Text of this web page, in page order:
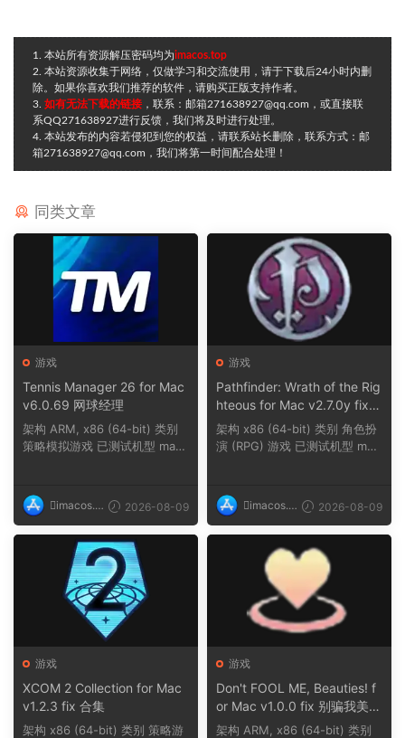
1. 本站所有资源解压密码均为imacos.top
2. 本站资源收集于网络，仅做学习和交流使用，请于下载后24小时内删
除。如果你喜欢我们推荐的软件，请购买正版支持作者。
3. 如有无法下载的链接 ，联系：邮箱271638927@qq.com，或直接联
系QQ271638927进行反馈，我们将及时进行处理。
4. 本站发布的内容若侵犯到您的权益，请联系站长删除，联系方式：邮
箱271638927@qq.com，我们将第一时间配合处理！
同类文章
游戏
Tennis Manager 26 for Mac
v6.0.69 网球经理
架构 ARM, x86 (64-bit) 类别
策略模拟游戏 已测试机型 mac
imacos.t
op
2026-08-09
游戏
Pathfinder: Wrath of the Rig
hteous for Mac v2.7.0y fix
探路者正义之怒
架构 x86 (64-bit) 类别 角色扮
演 (RPG) 游戏 已测试机型 mac
imacos.t
op
2026-08-09
游戏
XCOM 2 Collection for Mac
v1.2.3 fix 合集
架构 x86 (64-bit) 类别 策略游
游戏
Don't FOOL ME, Beauties! f
or Mac v1.0.0 fix 别骗我美女
们
架构 ARM, x86 (64-bit) 类别